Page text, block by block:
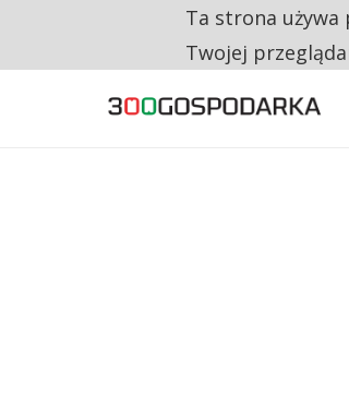
RESTRYKCJE CHIN
Ta strona
Twojej